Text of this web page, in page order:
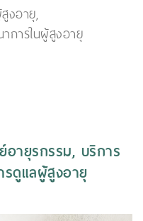
งอายุ,
การในผู้สูงอายุ
ายุรกรรม, บริการ
ดูแลผู้สูงอายุ